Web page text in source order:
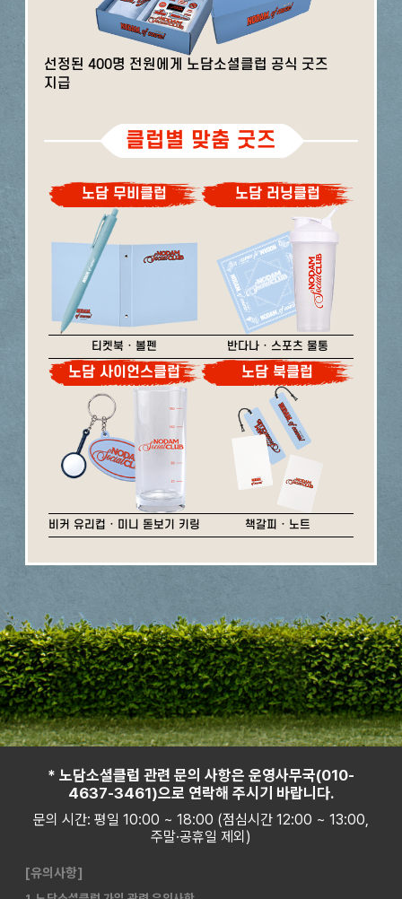
선정된 400명 전원에게 노담소셜클럽 공식 굿즈
지급
클럽별 맞춤 굿즈
노담 무비클럽
티켓북 · 볼펜
노담 러닝클럽
반다나 · 스포츠 물통
노담 사이언스클럽
비커 유리컵 · 미니 돋보기 키링
노담 북클럽
책갈피 · 노트
* 노담소셜클럽 관련 문의 사항은 운영사무국(010-
4637-3461)으로 연락해 주시기 바랍니다.
문의 시간: 평일 10:00 ~ 18:00 (점심시간 12:00 ~ 13:00,
주말·공휴일 제외)
[유의사항]